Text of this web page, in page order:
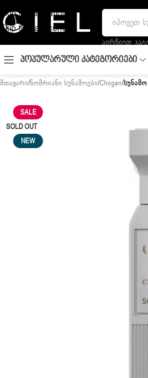
Skip to navigation
Skip to main content
ᲐᲘᲠᲩᲘᲔᲗ
Პოპულარული Კატეგორიები
მთავარი/ნომრიანი სუნამოები/Chogan/სუნამო
SALE
SOLD OUT
NEW